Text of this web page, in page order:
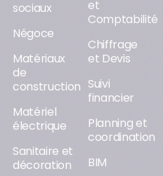
sociaux
Négoce
Matériaux
de
construction
Matériel
électrique
Sanitaire et
décoration
et
Comptabilité
Chiffrage
et Devis
Suivi
financier
Planning et
coordination
BIM